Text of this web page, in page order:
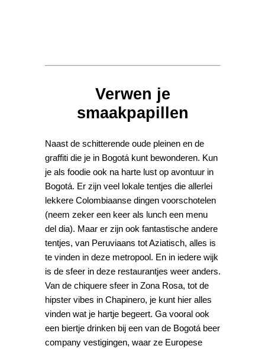
Verwen je
smaakpapillen
Naast de schitterende oude pleinen en de
graffiti die je in Bogotá kunt bewonderen. Kun
je als foodie ook na harte lust op avontuur in
Bogotá. Er zijn veel lokale tentjes die allerlei
lekkere Colombiaanse dingen voorschotelen
(neem zeker een keer als lunch een menu
del dia). Maar er zijn ook fantastische andere
tentjes, van Peruviaans tot Aziatisch, alles is
te vinden in deze metropool. En in iedere wijk
is de sfeer in deze restaurantjes weer anders.
Van de chiquere sfeer in Zona Rosa, tot de
hipster vibes in Chapinero, je kunt hier alles
vinden wat je hartje begeert. Ga vooral ook
een biertje drinken bij een van de Bogotá beer
company vestigingen, waar ze Europese